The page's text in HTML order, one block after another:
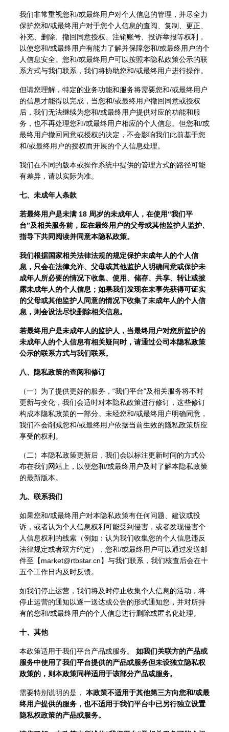
我们非常重视您和/或最终用户对个人信息的管理，并尽全力
保护您和/或最终用户对于您个人信息的查阅、复制、更正、
补充、删除、撤回同意授权、注销账号、投诉举报等权利，
以使您和/或最终用户有能力了解并保障您和/或最终用户的个
人信息安全。您和/或最终用户可以按照本隐私政策公示的联
系方式与我们联系，我们将协助您和/或最终用户进行操作。
但请您理解，特定的业务功能和服务将需要您和/或最终用户
的信息才能得以完成，当您和/或最终用户撤回同意或授权
后，我们无法继续为您和/或最终用户提供对应的功能和服
务，也不再处理您和/或最终用户相应的个人信息。但您和/或
最终用户撤回同意或授权的决定，不会影响我们此前基于您
和/或最终用户的授权而开展的个人信息处理。
我们在不同的版本或操作系统中提供的管理方式的路径可能
有差异，请以实际为准。
七、未成年人条款
若最终用户是未满 18 周岁的未成年人，在使用“我们平
台”及相关服务前，应在最终用户的父母或其他监护人监护、
指导下共同阅读并同意本隐私政策。
我们根据国家相关法律法规的规定保护未成年人的个人信
息，只会在法律允许、父母或其他监护人明确同意或保护未
成年人所必要的情况下收集、使用、储存、共享、转让或披
露未成年人的个人信息；如果我们发现在未事先获得可证实
的父母或其他监护人同意的情况下收集了未成年人的个人信
息，则会设法尽快删除相关信息。
若最终用户是未成年人的监护人，当最终用户对您所监护的
未成年人的个人信息有相关疑问时，请通过公司本隐私政策
公示的联系方式与我们联系。
八、隐私政策的查阅和修订
（一）为了提供更好的服务，“我们平台”及相关服务将不时
更新与变化，我们会适时对本隐私政策进行修订，这些修订
构成本隐私政策的一部分。未经您和/或最终用户明确同意，
我们不会削减您和/或最终用户依据当前生效的隐私政策所应
享受的权利。
（二）本隐私政策更新后，我们会以标注更新时间的方式公
布在我们网站上，以便您和/或最终用户及时了解本隐私政策
的最新版本。
九、联系我们
如果您和/或最终用户对本隐私政策有任何问题、建议或投
诉，或者认为个人信息权利可能受到侵害，或者发现侵害个
人信息权利的线索（例如：认为我们收集您的个人信息违反
法律规定或者双方约定），您和/或最终用户可以通过发送邮
件至【market@rtbstar.cn】与我们联系，我们核查后会在十
五个工作日内及时反馈。
如我们停止运营，我们将及时停止收集个人信息的活动，将
停止运营的通知以逐一送达或公告的形式通知您，并对所持
有的您和/或最终用户的个人信息进行删除或匿名化处理。
十、其他
本政策适用于我们平台产品或服务。 如我们关联方的产品或
服务中使用了我们平台提供的产品或服务但未设独立隐私权
政策的，则本政策同样适用于该部分产品或服务。
需要特别说明的是， 本政策不适用于其他第三方向您和/或最
终用户提供的服务，也不适用于我们平台中已另行独立设置
隐私权政策的产品或服务。